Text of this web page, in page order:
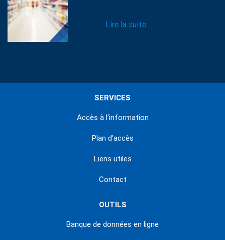
Lire la suite
SERVICES
Accès à l'information
Plan d'accès
Liens utiles
Contact
OUTILS
Banque de données en ligne